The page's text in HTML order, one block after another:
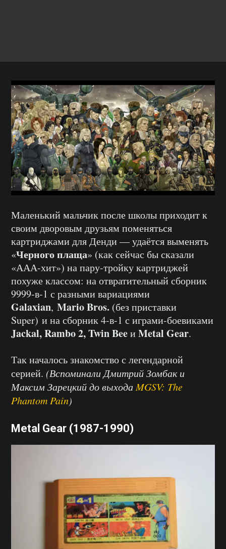
Маленький мальчик после школы приходит к
своим дворовым друзьям поменяться
картриджами для Денди — удаётся выменять
«Черного плаща» (как сейчас бы сказали
«ААА-хит») на пару-тройку картриджей
похуже классом: на отвратительный сборник
9999-в-1 с разными вариациями
Galaxian, Mario Bros. (без приставки
Super) и на сборник 4-в-1 с играми-боевиками
Jackal, Rambo 2, Twin Beeи Metal Gear.
Так началось знакомство с легендарной
серией. (Вспоминали Дмитрий Зомбак и
Максим Зарецкий до выходаMGSV: The
Phantom Pain)
Metal Gear (1987-1990)